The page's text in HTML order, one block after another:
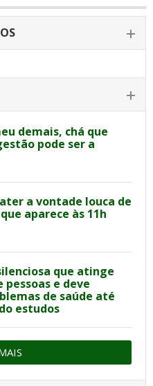
demais, chá que
pode ser a
a vontade louca de
aparece às 11h
que atinge
pessoas e deve
de saúde até
estudos